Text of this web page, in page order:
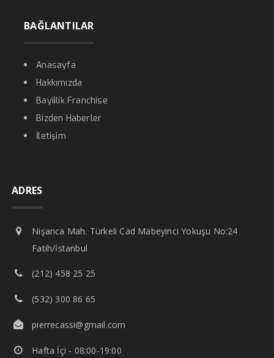
BAĞLANTILAR
Anasayfa
Hakkımızda
Bayiilik Franchise
Bizden Haberler
İletişim
ADRES
Nişanca Mah. Türkeli Cad Mabeyinci Yokuşu No:24
Fatih/İstanbul
(212) 458 25 25
(532) 300 86 65
pierrecassi@gmail.com
Hafta İçi - 08:00-19:00